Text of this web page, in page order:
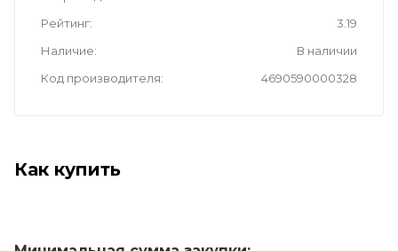
Рейтинг
3.19
Наличие
В наличии
Код производителя
4690590000328
Как купить